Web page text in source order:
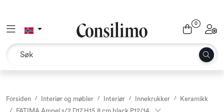
Toggle navigation
0
Forsiden Interiør og møbler Interiør Innekrukker
Keramikk
FATIMA Ampel s/2 D17 H15,8 cm black P12/14
Interiør og møbler
Utemiljø